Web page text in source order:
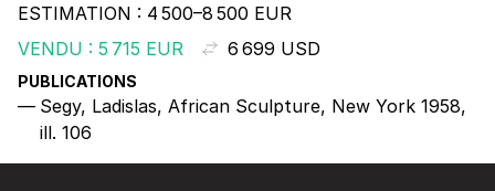
ESTIMATION : 4 500–8 500 EUR
VENDU : 5 715 EUR
6 699 USD
PUBLICATIONS
Segy, Ladislas, African Sculpture, New York 1958,
ill. 106